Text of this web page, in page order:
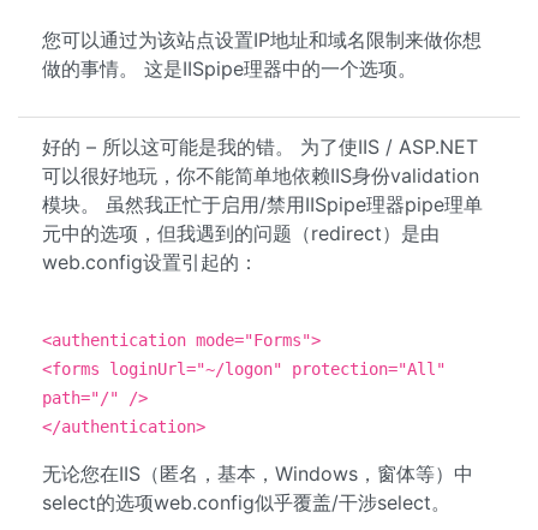
您可以通过为该站点设置IP地址和域名限制来做你想
做的事情。 这是IISpipe理器中的一个选项。
好的 – 所以这可能是我的错。 为了使IIS / ASP.NET
可以很好地玩，你不能简单地依赖IIS身份validation
模块。 虽然我正忙于启用/禁用IISpipe理器pipe理单
元中的选项，但我遇到的问题（redirect）是由
web.config设置引起的：
<authentication mode="Forms">
<forms loginUrl="~/logon" protection="All"
path="/" />
</authentication>
无论您在IIS（匿名，基本，Windows，窗体等）中
select的选项web.config似乎覆盖/干涉select。